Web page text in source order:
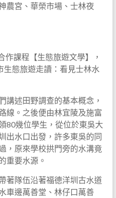
農宮、華榮市場、士林夜
作課程【生態旅遊文學】，
態旅遊走讀：看見士林水
講述田野調查的基本概念，
線。之後便由林宜陵及施富
80幾位學生，從位於東吳大
出水口出發，許多東吳的同
，原來學校拱門旁的水溝竟
重要水源。
著隊伍沿著福德洋圳古水道
車邊萬善堂、林仔口萬善